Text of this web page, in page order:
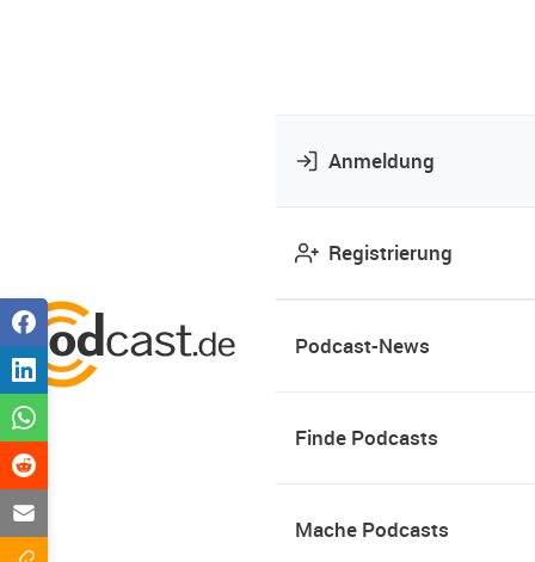
Anmeldung
Registrierung
Podcast-News
Finde Podcasts
Mache Podcasts